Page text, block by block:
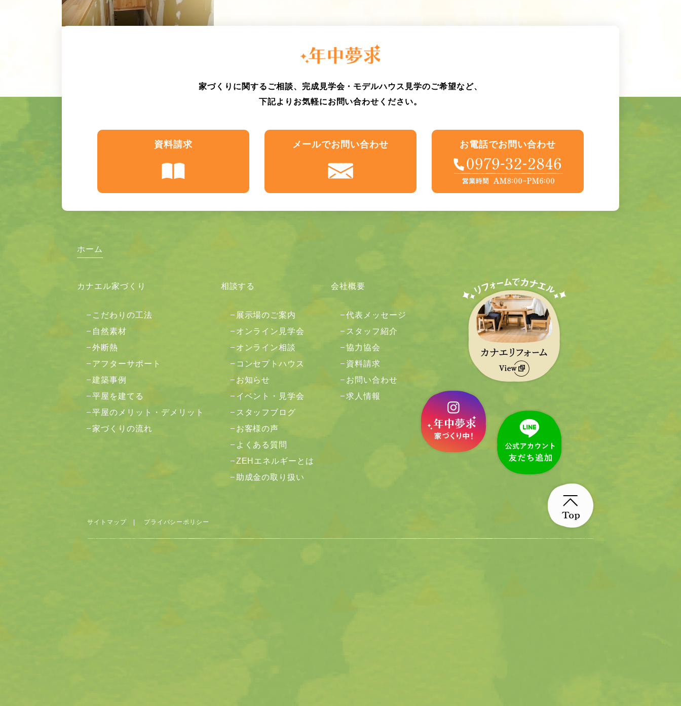
家づくりに関するご相談、完成見学会・モデルハウス見学のご希望など、
下記よりお気軽にお問い合わせください。
資料請求 メールでお問い合わせ お電話でお問い合わせ
ホーム
カナエル家づくり
こだわりの工法
自然素材
外断熱
アフターサポート
建築事例
平屋を建てる
平屋のメリット・デメリット
家づくりの流れ
相談する
展示場のご案内
オンライン見学会
オンライン相談
コンセプトハウス
お知らせ
イベント・見学会
スタッフブログ
お客様の声
よくある質問
ZEHエネルギーとは
助成金の取り扱い
会社概要
代表メッセージ
スタッフ紹介
協力協会
資料請求
お問い合わせ
求人情報
サイトマップ| プライバシーポリシー